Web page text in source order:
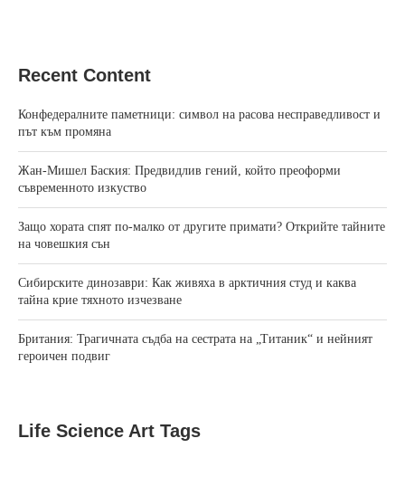
Recent Content
Конфедералните паметници: символ на расова несправедливост и
път към промяна
Жан‑Мишел Баския: Предвидлив гений, който преоформи
съвременното изкуство
Защо хората спят по-малко от другите примати? Открийте тайните
на човешкия сън
Сибирските динозаври: Как живяха в арктичния студ и каква
тайна крие тяхното изчезване
Британия: Трагичната съдба на сестрата на „Титаник“ и нейният
героичен подвиг
Life Science Art Tags